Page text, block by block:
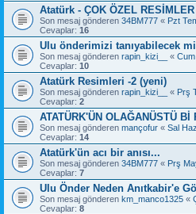
Atatürk - ÇOK ÖZEL RESİMLER
Son mesaj gönderen 34BM777 « Pzt
Cevaplar: 16
Ulu önderimizi tanıyabilecek
Son mesaj gönderen rapin_kizi__ «
Cevaplar: 10
Atatürk Resimleri -2 (yeni)
Son mesaj gönderen rapin_kizi__ « Prş
Cevaplar: 2
ATATÜRK'ÜN OLAĞANÜSTÜ Bİ
Son mesaj gönderen mançofur « Sal
Cevaplar: 14
Atatürk'ün acı bir anısı...
Son mesaj gönderen 34BM777 « Prş
Cevaplar: 7
Ulu Önder Neden Anıtkabir'e
Son mesaj gönderen km_manco1325 «
Cevaplar: 8